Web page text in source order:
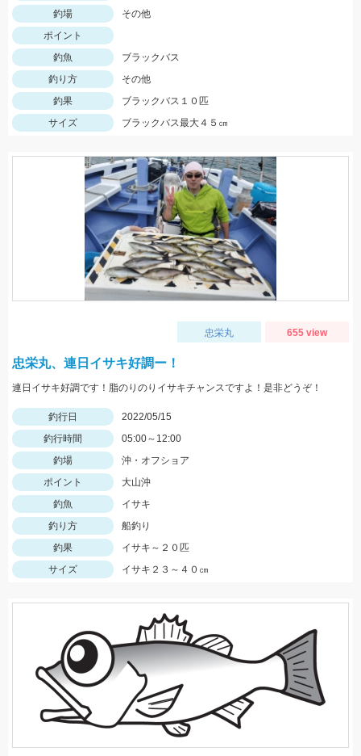
釣場
その他
ポイント
釣魚
ブラックバス
釣り方
その他
釣果
ブラックバス１０匹
サイズ
ブラックバス最大４５㎝
忠栄丸 655 view
忠栄丸、連日イサキ好調ー！
連日イサキ好調です！脂のりのりイサキチャンスですよ！是非どうぞ！
釣行日
2022/05/15
釣行時間
05:00～12:00
釣場
沖・オフショア
ポイント
大山沖
釣魚
イサキ
釣り方
船釣り
釣果
イサキ～２０匹
サイズ
イサキ２３～４０㎝